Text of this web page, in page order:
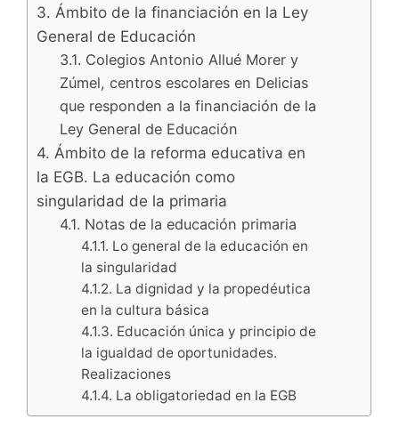
3. Ámbito de la financiación en la Ley
General de Educación
3.1. Colegios Antonio Allué Morer y
Zúmel, centros escolares en Delicias
que responden a la financiación de la
Ley General de Educación
4. Ámbito de la reforma educativa en
la EGB. La educación como
singularidad de la primaria
4.1. Notas de la educación primaria
4.1.1. Lo general de la educación en
la singularidad
4.1.2. La dignidad y la propedéutica
en la cultura básica
4.1.3. Educación única y principio de
la igualdad de oportunidades.
Realizaciones
4.1.4. La obligatoriedad en la EGB